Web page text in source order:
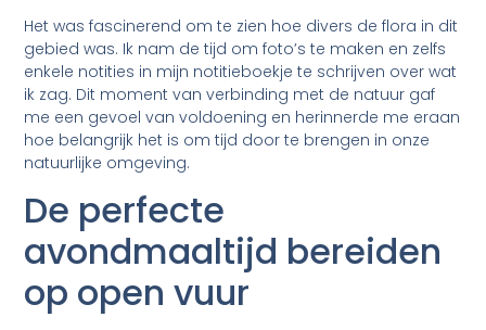
Het was fascinerend om te zien hoe divers de flora in dit
gebied was. Ik nam de tijd om foto’s te maken en zelfs
enkele notities in mijn notitieboekje te schrijven over wat
ik zag. Dit moment van verbinding met de natuur gaf
me een gevoel van voldoening en herinnerde me eraan
hoe belangrijk het is om tijd door te brengen in onze
natuurlijke omgeving.
De perfecte
avondmaaltijd bereiden
op open vuur